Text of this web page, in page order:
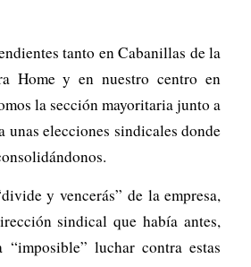
tanto en Cabanillas de la
Home y en nuestro centro en
la sección mayoritaria junto a
unas elecciones sindicales donde
y vencerás” de la empresa,
sindical que había antes,
“imposible” luchar contra estas